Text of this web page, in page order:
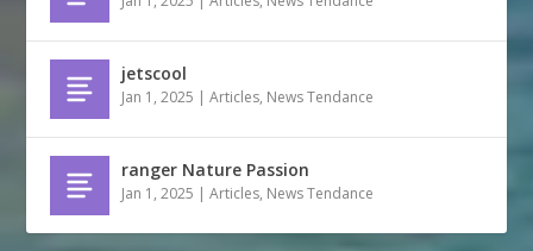
jetscool
Jan 1, 2025 |Articles, News Tendance
ranger Nature Passion
Jan 1, 2025 |Articles, News Tendance